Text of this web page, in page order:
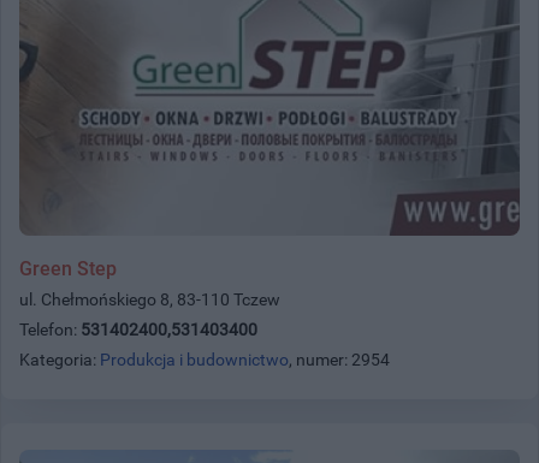
Green Step
ul. Chełmońskiego 8, 83-110 Tczew
Telefon: 531402400,531403400
Kategoria: Produkcja i budownictwo, numer: 2954